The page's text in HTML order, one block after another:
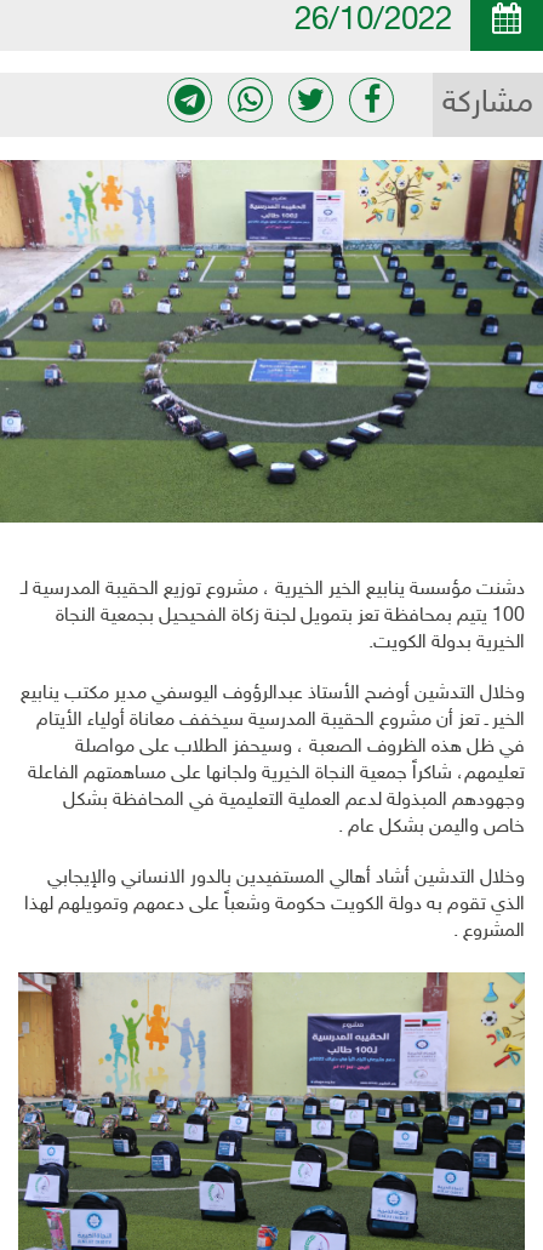
مشاركة
دشنت مؤسسة ينابيع الخير الخيرية ، مشروع توزيع الحقيبة المدرسية لـ
100 يتيم بمحافظة تعز بتمويل لجنة زكاة الفحيحيل بجمعية النجاة
الخيرية بدولة الكويت.
وخلال التدشين أوضح الأستاذ عبدالرؤوف اليوسفي مدير مكتب ينابيع
الخير ـ تعز أن مشروع الحقيبة المدرسية سيخفف معاناة أولياء الأيتام
في ظل هذه الظروف الصعبة ، وسيحفز الطلاب على مواصلة
تعليمهم، شاكراً جمعية النجاة الخيرية ولجانها على مساهمتهم الفاعلة
وجهودهم المبذولة لدعم العملية التعليمية في المحافظة بشكل
خاص واليمن بشكل عام .
وخلال التدشين أشاد أهالي المستفيدين بالدور الانساني والإيجابي
الذي تقوم به دولة الكويت حكومة وشعباً على دعمهم وتمويلهم لهذا
المشروع .